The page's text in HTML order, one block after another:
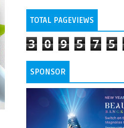
TOTAL PAGEVIEWS
3 0 9 5 7 5
SPONSOR